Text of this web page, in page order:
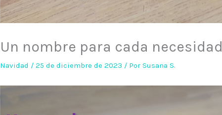
Un nombre para cada necesidad
Navidad /25 de diciembre de 2023 / PorSusana S.